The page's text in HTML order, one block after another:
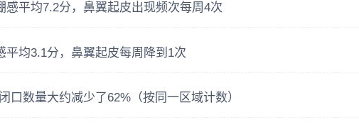
感平均7.2分，鼻翼起皮出现频次每周4次
平均3.1分，鼻翼起皮每周降到1次
口数量大约减少了62%（按同一区域计数）